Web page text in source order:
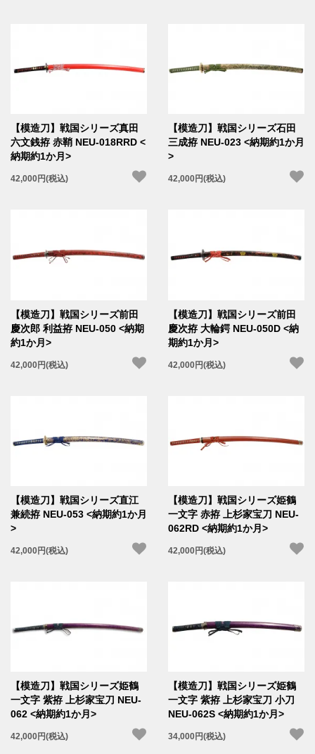
【模造刀】戦国シリーズ真田
六文銭拵 赤鞘 NEU-018RRD <
納期約1か月>
42,000円(税込)
【模造刀】戦国シリーズ石田
三成拵 NEU-023 <納期約1か月
>
42,000円(税込)
【模造刀】戦国シリーズ前田
慶次郎 利益拵 NEU-050 <納期
約1か月>
42,000円(税込)
【模造刀】戦国シリーズ前田
慶次拵 大輪鍔 NEU-050D <納
期約1か月>
42,000円(税込)
【模造刀】戦国シリーズ直江
兼続拵 NEU-053 <納期約1か月
>
42,000円(税込)
【模造刀】戦国シリーズ姫鶴
一文字 赤拵 上杉家宝刀 NEU-
062RD <納期約1か月>
42,000円(税込)
【模造刀】戦国シリーズ姫鶴
一文字 紫拵 上杉家宝刀 NEU-
062 <納期約1か月>
42,000円(税込)
【模造刀】戦国シリーズ姫鶴
一文字 紫拵 上杉家宝刀 小刀
NEU-062S <納期約1か月>
34,000円(税込)